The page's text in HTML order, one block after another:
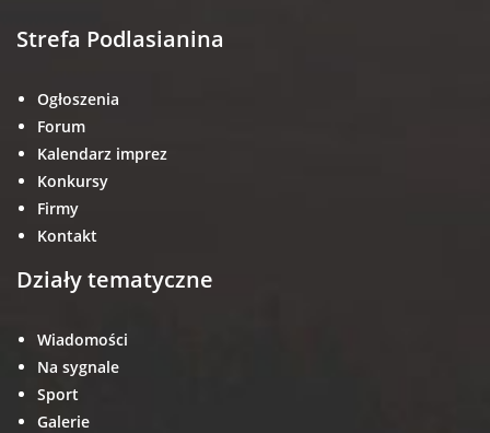
Strefa Podlasianina
Ogłoszenia
Forum
Kalendarz imprez
Konkursy
Firmy
Kontakt
Działy tematyczne
Wiadomości
Na sygnale
Sport
Galerie